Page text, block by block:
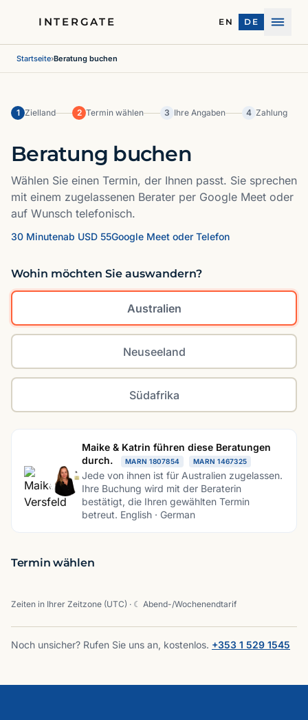
INTERGATE EN DE
Menü
Startseite›Beratung buchen
1 Zielland 2 Termin wählen 3 Ihre Angaben 4 Zahlung
Beratung buchen
Wählen Sie einen Termin, der Ihnen passt. Sie sprechen
mit einem zugelassenen Berater per Google Meet oder
auf Wunsch telefonisch.
30 Minutenab USD 55Google Meet oder Telefon
Wohin möchten Sie auswandern?
Australien
Neuseeland
Südafrika
Maike & Katrin führen diese Beratungen
durch.
MARN 1807854 MARN 1467325
Jede von ihnen ist für Australien zugelassen.
Ihre Buchung wird mit der Beraterin
bestätigt, die Ihren gewählten Termin
betreut. English · German
Termin wählen
Zeiten in Ihrer Zeitzone (UTC) · ☾ Abend-/Wochenendtarif
Noch unsicher? Rufen Sie uns an, kostenlos. +353 1 529 1545